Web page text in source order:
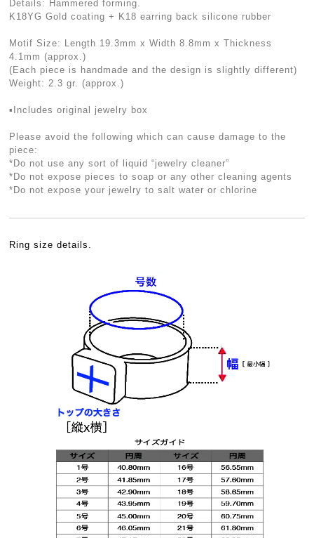
Details: Hammered forming.
K18YG Gold coating + K18 earring back silicone rubber
Motif Size: Length 19.3mm x Width 8.8mm x Thickness
4.1mm (approx.)
(Each piece is handmade and the design is slightly different)
Weight: 2.3 gr. (approx.)
▪︎Includes original jewelry box
Please avoid the following which can cause damage to the
piece:
*Do not use any sort of liquid “jewelry cleaner”
*Do not expose pieces to soap or any other cleaning agents
*Do not expose your jewelry to salt water or chlorine
Ring size details.